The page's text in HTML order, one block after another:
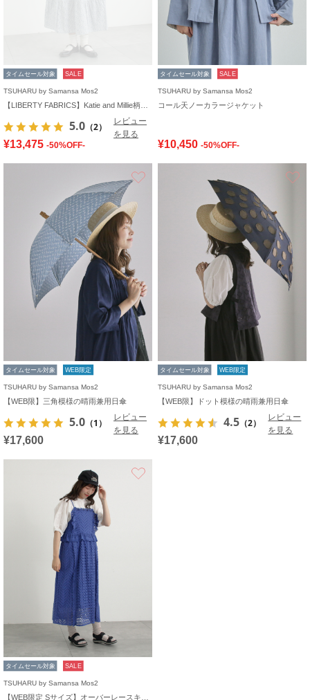
タイムセール対象 SALE
TSUHARU by Samansa Mos2
5.0 （2）
レビュー
を見る
¥13,475 -50%OFF-
タイムセール対象 SALE
TSUHARU by Samansa Mos2
コール天ノーカラージャケット
¥10,450 -50%OFF-
タイムセール対象 WEB限定
TSUHARU by Samansa Mos2
【WEB限】三角模様の晴雨兼用日傘
5.0 （1）
レビュー
を見る
¥17,600
タイムセール対象 WEB限定
TSUHARU by Samansa Mos2
【WEB限】ドット模様の晴雨兼用日傘
4.5 （2）
レビュー
を見る
¥17,600
タイムセール対象 SALE
TSUHARU by Samansa Mos2